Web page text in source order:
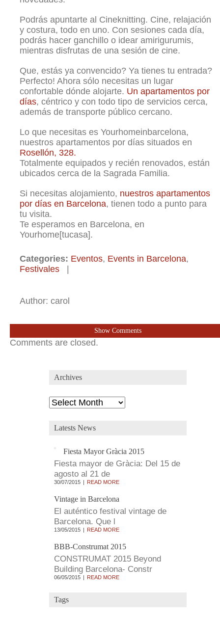
Podrás apuntarte al Cineknitting. Cine, relajación
y costura, todo en uno. Con sesiones cada día,
podrás hacer ganchillo o idear amirigurumis,
mientras disfrutas de una sesión de cine.
Que, estás ya convencido? Ya tienes tu entrada?
Perfecto! Ahora sólo necesitas un lugar
confortable dónde alojarte. Un apartamentos por
días, céntrico y con todo tipo de servicios cerca,
además de transporte público cercano.
Lo que necesitas es Yourhomeinbarcelona,
nuestros apartamentos por días situados en
Rosellón, 328.
Totalmente equipados y recién renovados, están
ubicados cerca de la Sagrada Familia.
Si necesitas alojamiento, nuestros apartamentos
por días en Barcelona, tienen todo a punto para
tu visita.
Te esperamos en Barcelona, en
Yourhome[tucasa].
Categories: Eventos, Events in Barcelona,
Festivales
Author: carol
Show Comments
Comments are closed.
Archives
Archives
Latests News
Fiesta Mayor Gràcia 2015
Fiesta mayor de Gràcia: Del 15 de
agosto al 21 de
30/07/2015 READ MORE
Vintage in Barcelona
El auténtico festival vintage de
Barcelona. Que l
13/05/2015 READ MORE
BBB-Construmat 2015
CONSTRUMAT 2015 Beyond
Building Barcelona- Constr
06/05/2015 READ MORE
Tags